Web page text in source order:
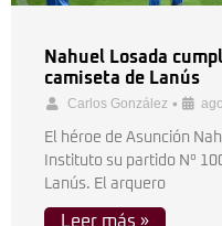
Nahuel Losada
camiseta de Lanús
Carlos González •
El héroe de Asunción
Instituto su partido N°
Lanús. El arquero
Leer más »